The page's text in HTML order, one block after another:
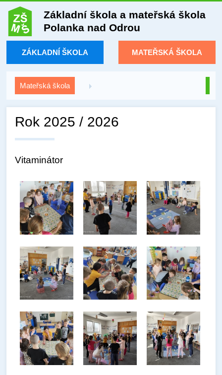
Základní škola a mateřská škola
Polanka nad Odrou
ZÁKLADNÍ ŠKOLA MATEŘSKÁ ŠKOLA
Mateřská škola
Rok 2025 / 2026
Vitaminátor